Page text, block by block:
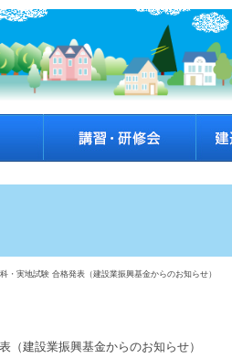
・実地試験 合格発表（建設業振興基金からのお知らせ）
建設業振興基金からのお知らせ）